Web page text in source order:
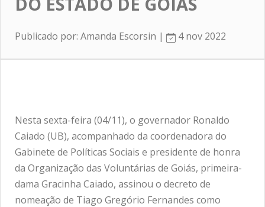
Publicado por: Amanda Escorsin | 4 nov 2022
Nesta sexta-feira (04/11), o governador Ronaldo
Caiado (UB), acompanhado da coordenadora do
Gabinete de Políticas Sociais e presidente de honra
da Organização das Voluntárias de Goiás, primeira-
dama Gracinha Caiado, assinou o decreto de
nomeação de Tiago Gregório Fernandes como